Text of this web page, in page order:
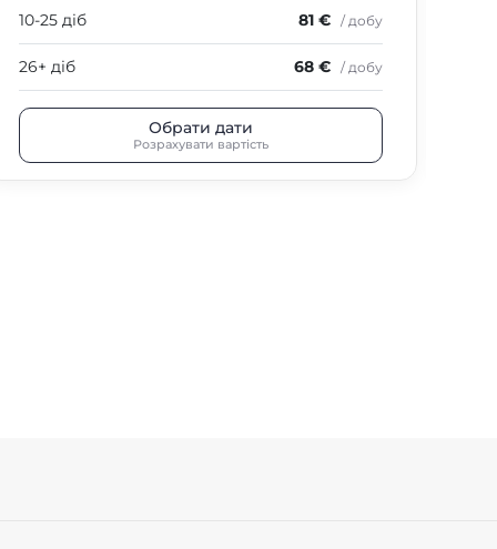
10-25 діб 81 € / добу
26+ діб 68 € / добу
Обрати дати
Розрахувати вартість